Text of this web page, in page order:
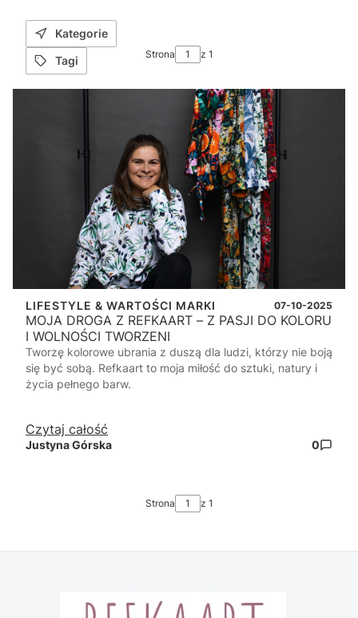
Kategorie
Tagi
Strona z 1
LIFESTYLE & WARTOŚCI MARKI 07-10-2025
MOJA DROGA Z REFKAART – Z PASJI DO KOLORU
I WOLNOŚCI TWORZENI
Tworzę kolorowe ubrania z duszą dla ludzi, którzy nie boją
się być sobą. Refkaart to moja miłość do sztuki, natury i
życia pełnego barw.
Czytaj całość
Justyna Górska 0
Strona z 1